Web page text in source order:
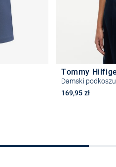
Tommy
Damski
169,95 zł